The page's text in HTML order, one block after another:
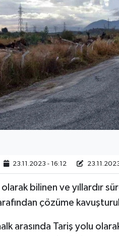
23.11.2023 - 16:12
bilinen ve yıllardır
çözüme
arasında Tariş yolu